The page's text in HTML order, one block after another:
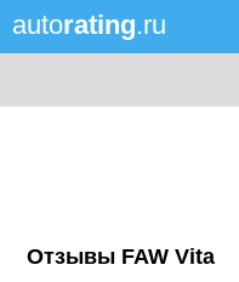
autorating.ru
Отзывы FAW Vita